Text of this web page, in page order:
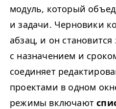
модуль, который
и задачи. Черновики
абзац, и он становится
с назначением и
соединяет
проектами в одном
режимы включают